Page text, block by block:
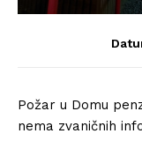
Požar u Domu
nema zvaničnih